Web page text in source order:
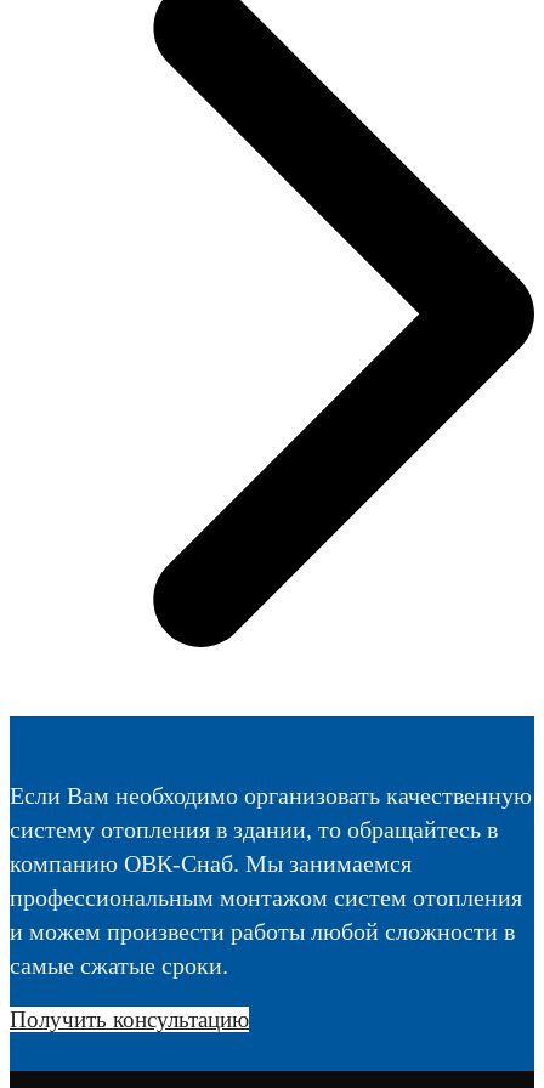
Если Вам необходимо организовать качественную
систему отопления в здании, то обращайтесь в
компанию ОВК-Снаб. Мы занимаемся
профессиональным монтажом систем отопления
и можем произвести работы любой сложности в
самые сжатые сроки.
Получить консультацию